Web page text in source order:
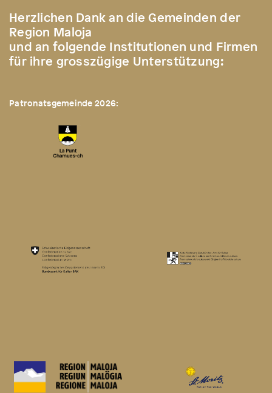
Herzlichen Dank an die Gemeinden der
Region Maloja
und an folgende Institutionen und Firmen
für ihre grosszügige Unterstützung:
Patronatsgemeinde 2026: